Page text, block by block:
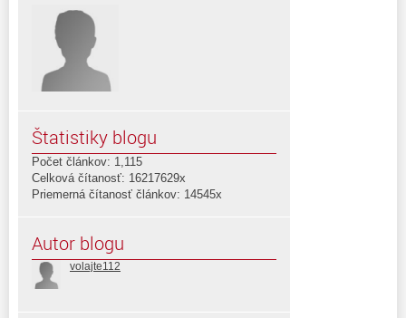
Štatistiky blogu
Počet článkov: 1,115
Celková čítanosť: 16217629x
Priemerná čítanosť článkov: 14545x
Autor blogu
volajte112